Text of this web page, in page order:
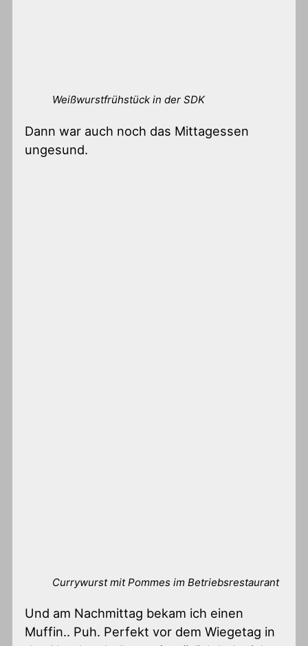
Weißwurstfrühstück in der SDK
Dann war auch noch das Mittagessen
ungesund.
Currywurst mit Pommes im Betriebsrestaurant
Und am Nachmittag bekam ich einen
Muffin.. Puh. Perfekt vor dem Wiegetag in